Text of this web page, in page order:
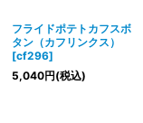
フライドポテトカフスボ
タン（カフリンクス）
[cf296]
5,040円(税込)